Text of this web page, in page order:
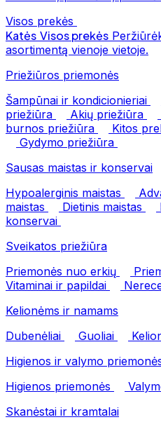
Visos prekės
Katės Visos prekės
asortimentą vienoje vietoje.
Priežiūros priemonės
Šampūnai ir kondicionieriai
priežiūra
Akių priežiūra
burnos priežiūra
Kitos
Gydymo priežiūra
Sausas maistas ir konservai
Hypoalerginis maistas
maistas
Dietinis maistas
konservai
Sveikatos priežiūra
Priemonės nuo erkių
Vitaminai ir papildai
Kelionėms ir namams
Dubenėliai
Guoliai
Higienos ir valymo
Higienos priemonės
Skanėstai ir kramtalai